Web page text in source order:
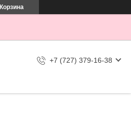
Корзина
+7 (727) 379-16-38